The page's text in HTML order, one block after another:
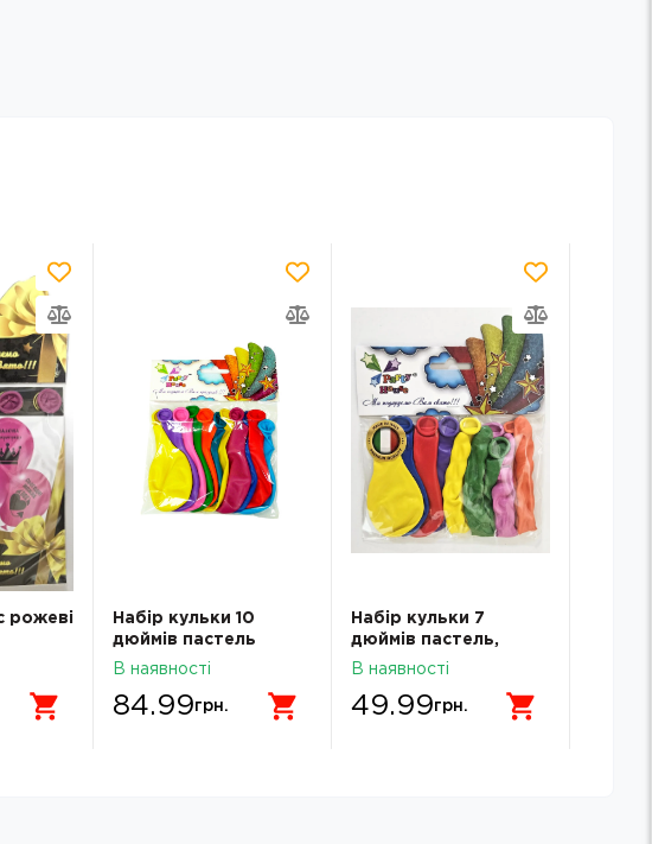
рожеві
Набір кульки 10
дюймів пастель
асорті, 11 шт
В наявності
84.99грн.
Набір кульки 7
дюймів пастель,
спіраль, 8 шт
В наявності
49.99грн.